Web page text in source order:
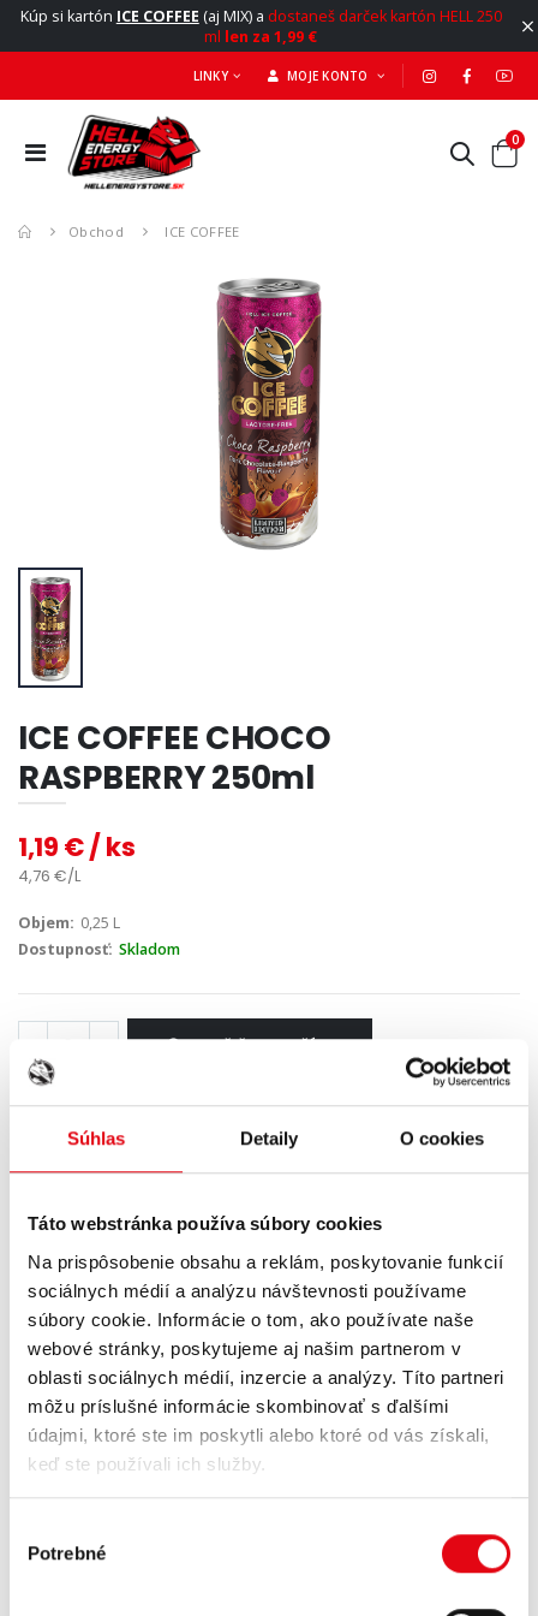
Súhlas Detaily O cookies
Táto webstránka používa súbory cookies
Na prispôsobenie obsahu a reklám, poskytovanie funkcií
sociálnych médií a analýzu návštevnosti používame
súbory cookie. Informácie o tom, ako používate naše
webové stránky, poskytujeme aj našim partnerom v
oblasti sociálnych médií, inzercie a analýzy. Títo partneri
môžu príslušné informácie skombinovať s ďalšími
údajmi, ktoré ste im poskytli alebo ktoré od vás získali,
keď ste používali ich služby.
súhlasu
Potrebné
Kúp si kartón ICE COFFEE (aj MIX) a dostaneš darček kartón HELL 250
ml len za 1,99 €
LINKY MOJE KONTO
0
Obchod ICE COFFEE
ICE COFFEE CHOCO
RASPBERRY 250ml
1,19 € / ks
4,76 €/L
Objem: 0,25 L
Dostupnosť: Skladom
VLOŽIŤ DO KOŠÍKA
POPIS ENERGETICKÁ TABUĽKA ZLOŽENIE
Nová ľadová káva zameraná na
zmysly:HELL ICE COFFEE Choco-
Raspberry
Hlboké, čokoládové tóny tmavej čokolády
svieži malinový charakter. To všetko v jednom dúšku – moderné a
pôžitkárske zároveň.